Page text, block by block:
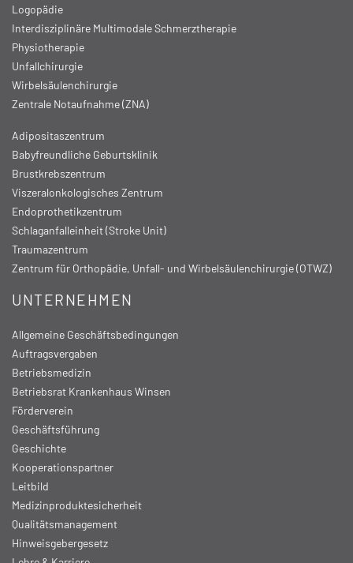
Logopädie
Interdisziplinäre Multimodale Schmerztherapie
Physiotherapie
Unfallchirurgie
Wirbelsäulenchirurgie
Zentrale Notaufnahme (ZNA)
Adipositaszentrum
Babyfreundliche Geburtsklinik
Brustkrebszentrum
Viszeralonkologisches Zentrum
Endoprothetikzentrum
Schlaganfalleinheit (Stroke Unit)
Traumazentrum
Zentrum für Orthopädie, Unfall- und Wirbelsäulenchirurgie (OTWZ)
UNTERNEHMEN
Allgemeine Geschäftsbedingungen
Auftragsvergaben
Betriebsmedizin
Betriebsrat Krankenhaus Winsen
Förderverein
Geschäftsführung
Geschichte
Kooperationspartner
Leitbild
Medizinproduktesicherheit
Qualitätsmanagement
Hinweisgebergesetz